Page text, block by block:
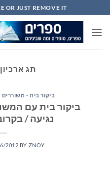
to
content
JUST REMOVE IT...
תג
ביקור בית - משוררים
ביקור בית עם
נגיעה /
2012 BY ZNOY